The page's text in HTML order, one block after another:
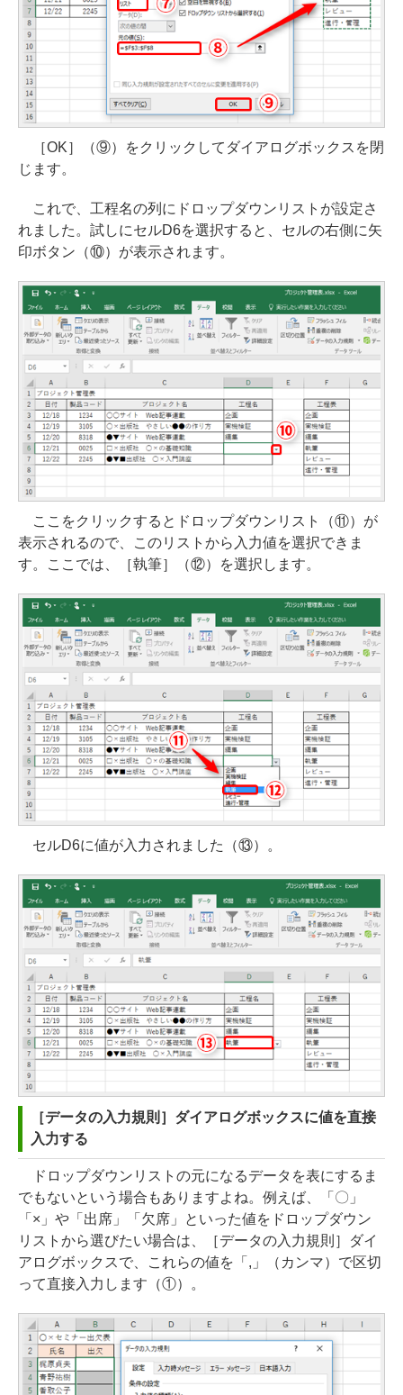
［OK］（⑨）をクリックしてダイアログボックスを閉
じます。
これで、工程名の列にドロップダウンリストが設定さ
れました。試しにセルD6を選択すると、セルの右側に矢
印ボタン（⑩）が表示されます。
ここをクリックするとドロップダウンリスト（⑪）が
表示されるので、このリストから入力値を選択できま
す。ここでは、［執筆］（⑫）を選択します。
セルD6に値が入力されました（⑬）。
［データの入力規則］ダイアログボックスに値を直接
入力する
ドロップダウンリストの元になるデータを表にするま
でもないという場合もありますよね。例えば、「〇」
「×」や「出席」「欠席」といった値をドロップダウン
リストから選びたい場合は、［データの入力規則］ダイ
アログボックスで、これらの値を「,」（カンマ）で区切
って直接入力します（①）。